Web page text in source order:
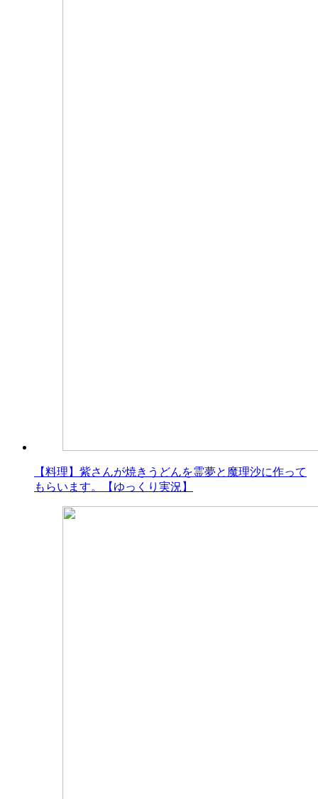
【料理】紫さんが焼きうどんを霊夢と魔理沙に作って
もらいます。【ゆっくり実況】